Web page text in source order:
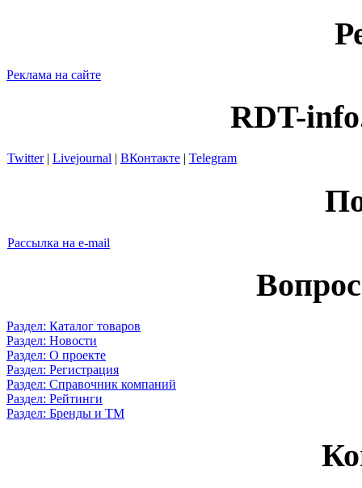
Реклама на сайте
RDT-
Twitter| Livejournal | ВКонтакте | Telegram
Рассылка на e-mail
Раздел: Каталог товаров
Раздел: Новости
Раздел: О проекте
Раздел: Регистрация
Раздел: Справочник компаний
Раздел: Рейтинги
Раздел: Бренды и ТМ